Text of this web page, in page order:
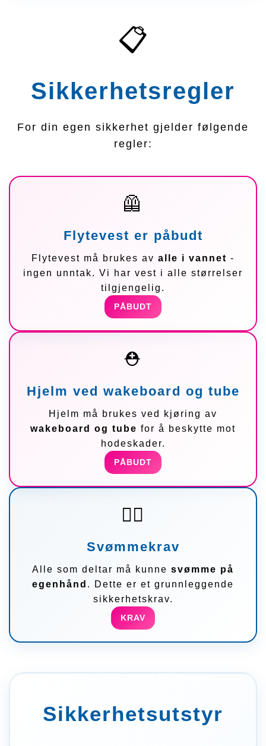
📋
Sikkerhetsregler
For din egen sikkerhet gjelder følgende
regler:
🦺
Flytevest er påbudt
Flytevest må brukes av alle i vannet -
ingen unntak. Vi har vest i alle størrelser
tilgjengelig.
PÅBUDT
⛑️
Hjelm ved wakeboard og tube
Hjelm må brukes ved kjøring av
wakeboard og tube for å beskytte mot
hodeskader.
PÅBUDT
🏊‍♂️
Svømmekrav
Alle som deltar må kunne svømme på
egenhånd . Dette er et grunnleggende
sikkerhetskrav.
KRAV
Sikkerhetsutstyr